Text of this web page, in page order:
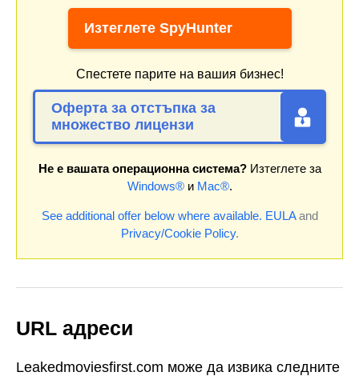
Изтеглете SpyHunter
Спестете парите на вашия бизнес!
Оферта за отстъпка за
множество лицензи
Не е вашата операционна система?Изтеглете за
Windows®и Mac®.
See additional offer below where available. EULAand
Privacy/Cookie Policy.
URL адреси
Leakedmoviesfirst.com може да извика следните